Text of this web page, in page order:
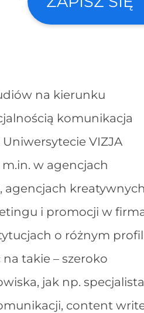
na kierunku
komunikacja
VIZJA
w agencjach
agencjach kreatywnych
i promocji w
o różnym
takie – szeroko
jak np.
content